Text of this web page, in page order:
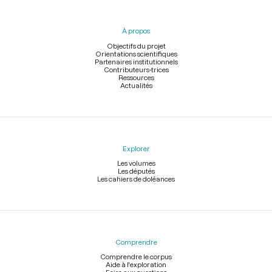
À propos
Objectifs du projet
Orientations scientifiques
Partenaires institutionnels
Contributeurs-trices
Ressources
Actualités
Explorer
Les volumes
Les députés
Les cahiers de doléances
Comprendre
Comprendre le corpus
Aide à l'exploration